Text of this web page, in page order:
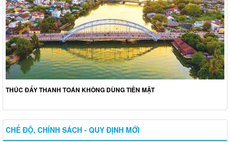
THÚC ĐẨY THANH TOÁN KHÔNG DÙNG TIỀN MẶT
CHẾ ĐỘ, CHÍNH SÁCH - QUY ĐỊNH MỚI